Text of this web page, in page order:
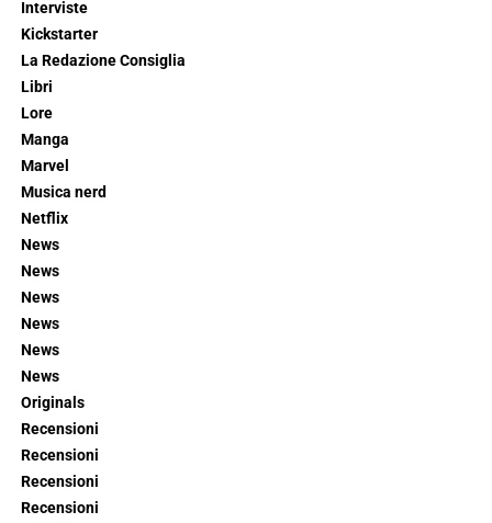
Interviste
Kickstarter
La Redazione Consiglia
Libri
Lore
Manga
Marvel
Musica nerd
Netflix
News
News
News
News
News
News
Originals
Recensioni
Recensioni
Recensioni
Recensioni